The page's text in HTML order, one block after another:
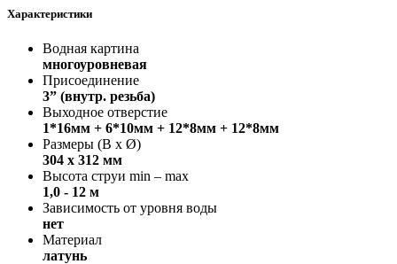
Характеристики
Водная картина
многоуровневая
Присоединение
3” (внутр. резьба)
Выходное отверстие
1*16мм + 6*10мм + 12*8мм + 12*8мм
Размеры (В x Ø)
304 х 312 мм
Высота струи min – max
1,0 - 12 м
Зависимость от уровня воды
нет
Материал
латунь